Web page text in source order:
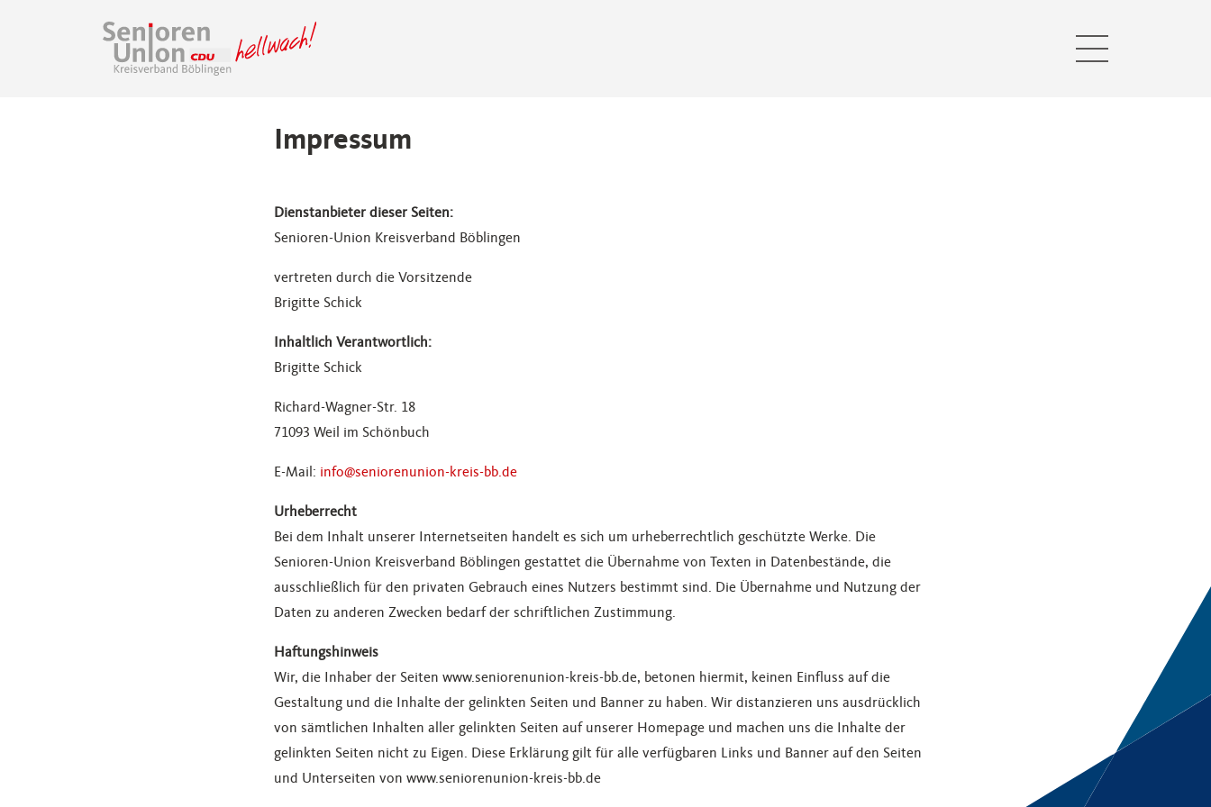
Impressum
Dienstanbieter dieser Seiten:
Senioren-Union Kreisverband Böblingen
vertreten durch die Vorsitzende
Brigitte Schick
Inhaltlich Verantwortlich:
Brigitte Schick
Richard-Wagner-Str. 18
71093 Weil im Schönbuch
E-Mail: info@seniorenunion-kreis-bb.de
Urheberrecht
Bei dem Inhalt unserer Internetseiten handelt es sich um urheberrechtlich geschützte Werke. Die
Senioren-Union Kreisverband Böblingen gestattet die Übernahme von Texten in Datenbestände, die
ausschließlich für den privaten Gebrauch eines Nutzers bestimmt sind. Die Übernahme und Nutzung der
Daten zu anderen Zwecken bedarf der schriftlichen Zustimmung.
Haftungshinweis
Wir, die Inhaber der Seiten www.seniorenunion-kreis-bb.de, betonen hiermit, keinen Einfluss auf die
Gestaltung und die Inhalte der gelinkten Seiten und Banner zu haben. Wir distanzieren uns ausdrücklich
von sämtlichen Inhalten aller gelinkten Seiten auf unserer Homepage und machen uns die Inhalte der
gelinkten Seiten nicht zu Eigen. Diese Erklärung gilt für alle verfügbaren Links und Banner auf den Seiten
und Unterseiten von www.seniorenunion-kreis-bb.de